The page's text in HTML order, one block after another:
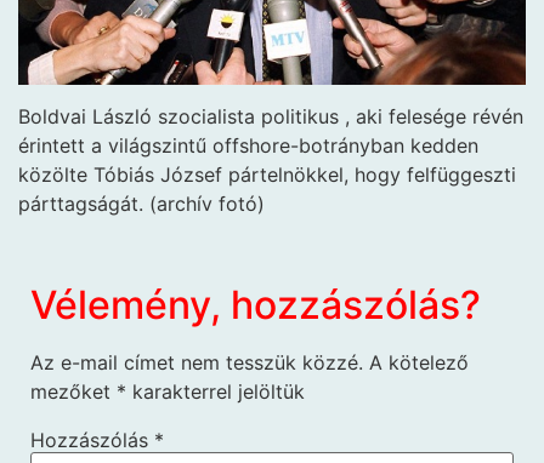
Boldvai László szocialista politikus , aki felesége révén
érintett a világszintű offshore-botrányban kedden
közölte Tóbiás József pártelnökkel, hogy felfüggeszti
párttagságát. (archív fotó)
Vélemény, hozzászólás?
Az e-mail címet nem tesszük közzé. A kötelező
mezőket * karakterrel jelöltük
Hozzászólás *